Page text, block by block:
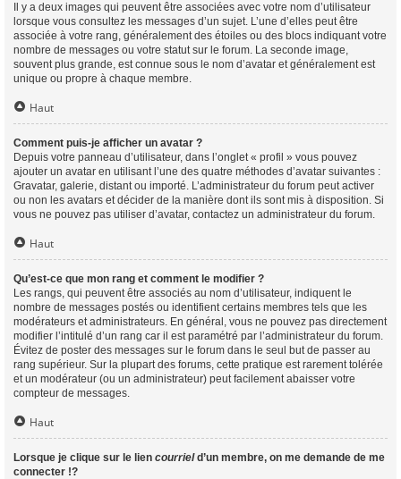
Il y a deux images qui peuvent être associées avec votre nom d’utilisateur
lorsque vous consultez les messages d’un sujet. L’une d’elles peut être
associée à votre rang, généralement des étoiles ou des blocs indiquant votre
nombre de messages ou votre statut sur le forum. La seconde image,
souvent plus grande, est connue sous le nom d’avatar et généralement est
unique ou propre à chaque membre.
Haut
Comment puis-je afficher un avatar ?
Depuis votre panneau d’utilisateur, dans l’onglet « profil » vous pouvez
ajouter un avatar en utilisant l’une des quatre méthodes d’avatar suivantes :
Gravatar, galerie, distant ou importé. L’administrateur du forum peut activer
ou non les avatars et décider de la manière dont ils sont mis à disposition. Si
vous ne pouvez pas utiliser d’avatar, contactez un administrateur du forum.
Haut
Qu’est-ce que mon rang et comment le modifier ?
Les rangs, qui peuvent être associés au nom d’utilisateur, indiquent le
nombre de messages postés ou identifient certains membres tels que les
modérateurs et administrateurs. En général, vous ne pouvez pas directement
modifier l’intitulé d’un rang car il est paramétré par l’administrateur du forum.
Évitez de poster des messages sur le forum dans le seul but de passer au
rang supérieur. Sur la plupart des forums, cette pratique est rarement tolérée
et un modérateur (ou un administrateur) peut facilement abaisser votre
compteur de messages.
Haut
Lorsque je clique sur le lien courrield’un membre, on me demande de me
connecter !?